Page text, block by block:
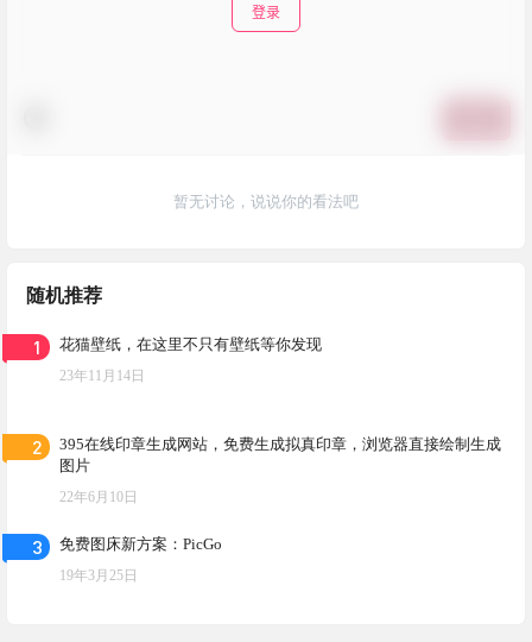
登录
暂无讨论，说说你的看法吧
随机推荐
1 花猫壁纸，在这里不只有壁纸等你发现
23年11月14日
2
395在线印章生成网站，免费生成拟真印章，浏览器直接绘制生成
图片
22年6月10日
3 免费图床新方案：PicGo
19年3月25日